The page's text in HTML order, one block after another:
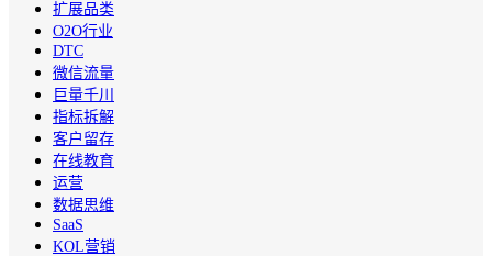
扩展品类
O2O行业
DTC
微信流量
巨量千川
指标拆解
客户留存
在线教育
运营
数据思维
SaaS
KOL营销